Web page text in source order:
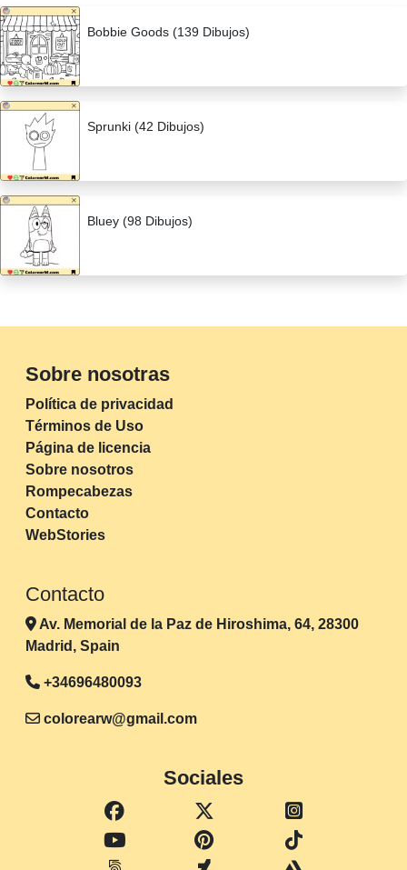
Bobbie Goods (139 Dibujos)
Sprunki (42 Dibujos)
Bluey (98 Dibujos)
Sobre nosotras
Política de privacidad
Términos de Uso
Página de licencia
Sobre nosotros
Rompecabezas
Contacto
WebStories
Contacto
Av. Memorial de la Paz de Hiroshima, 64, 28300
Madrid, Spain
+34696480093
colorearw@gmail.com
Sociales